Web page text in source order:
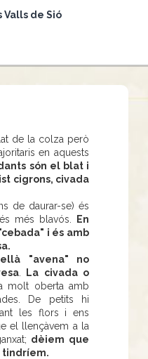
de Sió
de la colza però
en aquests
són el blat i
cigrons, civada
de daurar-se) és
més blavós.
En
i és amb
"avena" no
La civada o
molt oberta amb
De petits hi
les flors i ens
el llençàvem a la
dèiem que
tindríem.